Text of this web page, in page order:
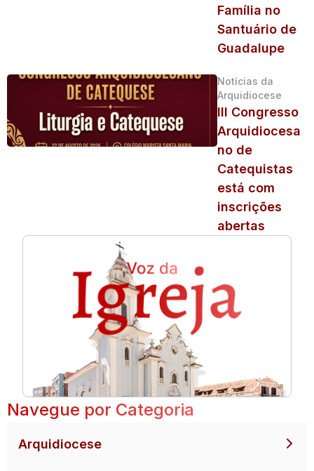
Família no
Santuário de
Guadalupe
Notícias da
Arquidiocese
III Congresso
Arquidiocesa
no de
Catequistas
está com
inscrições
abertas
Navegue por Categoria
Arquidiocese